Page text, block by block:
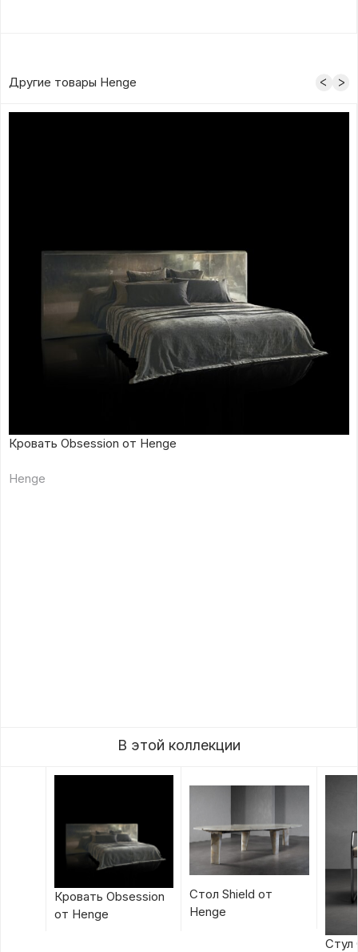
Другие товары Henge
Кровать Obsession от Henge
Henge
В этой коллекции
Кровать Obsession
от Henge
Стол Shield от
Henge
Стул